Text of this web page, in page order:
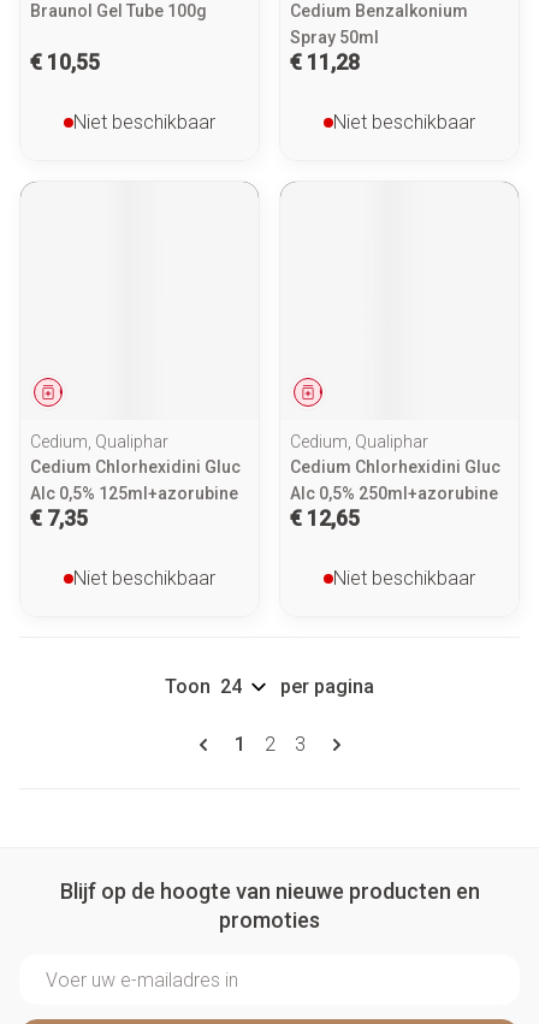
Braunol Gel Tube 100g
€ 10,55
Niet beschikbaar
Cedium Benzalkonium
Spray 50ml
€ 11,28
Niet beschikbaar
Geneesmiddel
Cedium, Qualiphar
Cedium Chlorhexidini Gluc
Alc 0,5% 125ml+azorubine
€ 7,35
Niet beschikbaar
Geneesmiddel
Cedium, Qualiphar
Cedium Chlorhexidini Gluc
Alc 0,5% 250ml+azorubine
€ 12,65
Niet beschikbaar
Pagina's
U lees momenteel pagina
1 Pagina
2 Pagina
3
Toon per pagina
Blijf op de hoogte van nieuwe producten en
promoties